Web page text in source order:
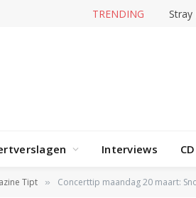
TRENDING
Interviews
Tipt » Concerttip maandag 20 maart: